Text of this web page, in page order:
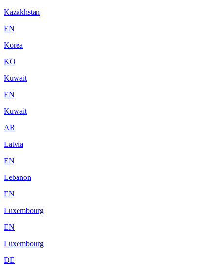
Kazakhstan
EN
Korea
KO
Kuwait
EN
Kuwait
AR
Latvia
EN
Lebanon
EN
Luxembourg
EN
Luxembourg
DE